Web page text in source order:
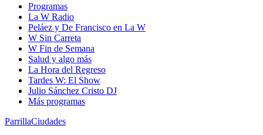
Programas
La W Radio
Peláez y De Francisco en La W
W Sin Carreta
W Fin de Semana
Salud y algo más
La Hora del Regreso
Tardes W: El Show
Julio Sánchez Cristo DJ
Más programas
ParrillaCiudades